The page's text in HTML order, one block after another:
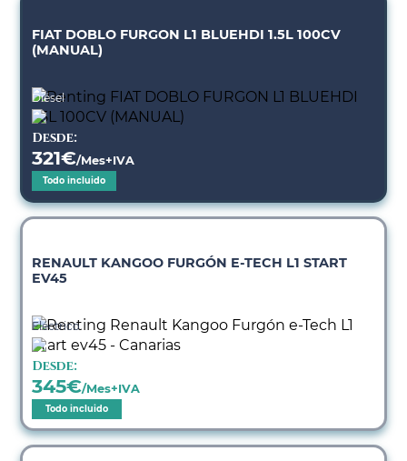
FIAT DOBLO FURGON L1 BLUEHDI 1.5L 100CV
(MANUAL)
Diésel
Desde:
321€/Mes+IVA
Todo incluido
RENAULT KANGOO FURGÓN E-TECH L1 START
EV45
Eléctrico
Desde:
345€/Mes+IVA
Todo incluido